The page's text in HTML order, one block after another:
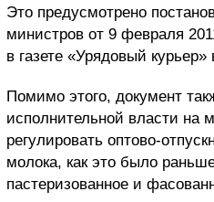
Это предусмотрено
министров от 9 февраля
в газете «Урядовый курьер»
Помимо этого, документ
исполнительной власти на
регулировать оптово-
молока, как это было
пастеризованное и